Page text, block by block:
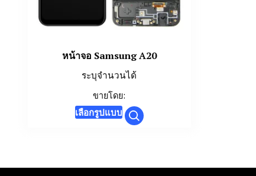
หน้าจอ Samsung A20
ระบุจำนวนได้
ขายโดย:
เลือกรูปแบบ This
product